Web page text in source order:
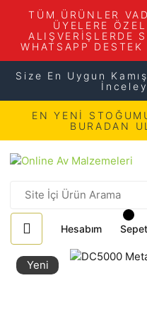
TÜM ÜRÜNLER
ÜYELERE
ALIŞVERİŞLERDE
WHATSAPP
Size En Uygun
EN YENİ
BURADAN
Hesabım
Yeni